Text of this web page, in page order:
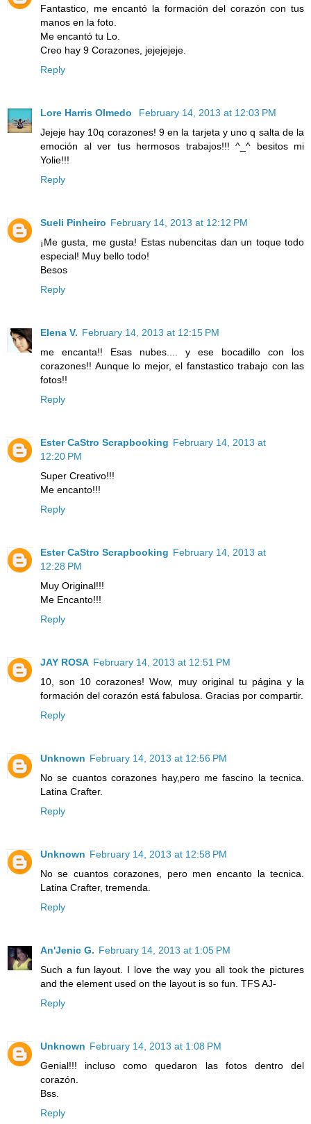
Fantastico, me encantó la formación del corazón con tus
manos en la foto.
Me encantó tu Lo.
Creo hay 9 Corazones, jejejejeje.
Reply
Lore Harris Olmedo
February 14, 2013 at 12:03 PM
Jejeje hay 10q corazones! 9 en la tarjeta y uno q salta de la
emoción al ver tus hermosos trabajos!!! ^_^ besitos mi
Yolie!!!
Reply
Sueli Pinheiro February 14, 2013 at 12:12 PM
¡Me gusta, me gusta! Estas nubencitas dan un toque todo
especial! Muy bello todo!
Besos
Reply
Elena V. February 14, 2013 at 12:15 PM
me encanta!! Esas nubes.... y ese bocadillo con los
corazones!! Aunque lo mejor, el fanstastico trabajo con las
fotos!!
Reply
Ester CaStro Scrapbooking February 14, 2013 at
12:20 PM
Super Creativo!!!
Me encanto!!!
Reply
Ester CaStro Scrapbooking February 14, 2013 at
12:28 PM
Muy Original!!!
Me Encanto!!!
Reply
JAY ROSA February 14, 2013 at 12:51 PM
10, son 10 corazones! Wow, muy original tu página y la
formación del corazón está fabulosa. Gracias por compartir.
Reply
Unknown February 14, 2013 at 12:56 PM
No se cuantos corazones hay,pero me fascino la tecnica.
Latina Crafter.
Reply
Unknown February 14, 2013 at 12:58 PM
No se cuantos corazones, pero men encanto la tecnica.
Latina Crafter, tremenda.
Reply
An'Jenic G. February 14, 2013 at 1:05 PM
Such a fun layout. I love the way you all took the pictures
and the element used on the layout is so fun. TFS AJ-
Reply
Unknown February 14, 2013 at 1:08 PM
Genial!!! incluso como quedaron las fotos dentro del
corazón.
Bss.
Reply